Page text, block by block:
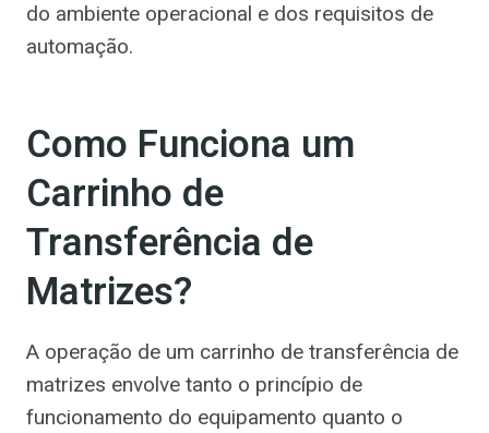
do ambiente operacional e dos requisitos de
automação.
Como Funciona um
Carrinho de
Transferência de
Matrizes?
A operação de um carrinho de transferência de
matrizes envolve tanto o princípio de
funcionamento do equipamento quanto o